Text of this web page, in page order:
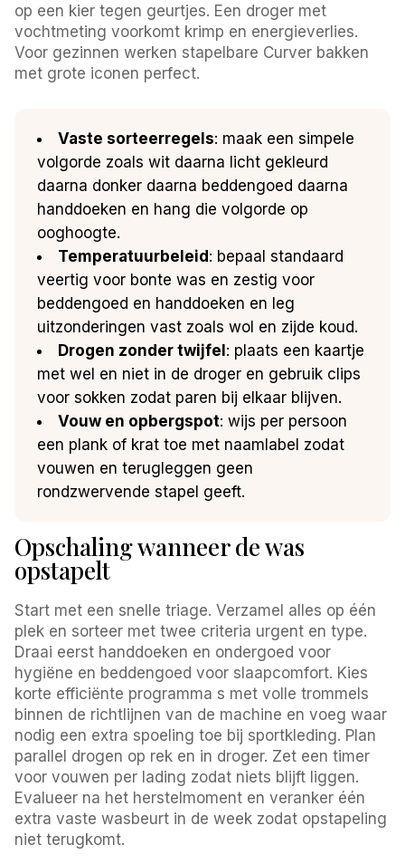
op een kier tegen geurtjes. Een droger met
vochtmeting voorkomt krimp en energieverlies.
Voor gezinnen werken stapelbare Curver bakken
met grote iconen perfect.
Vaste sorteerregels: maak een simpele
volgorde zoals wit daarna licht gekleurd
daarna donker daarna beddengoed daarna
handdoeken en hang die volgorde op
ooghoogte.
Temperatuurbeleid: bepaal standaard
veertig voor bonte was en zestig voor
beddengoed en handdoeken en leg
uitzonderingen vast zoals wol en zijde koud.
Drogen zonder twijfel: plaats een kaartje
met wel en niet in de droger en gebruik clips
voor sokken zodat paren bij elkaar blijven.
Vouw en opbergspot: wijs per persoon
een plank of krat toe met naamlabel zodat
vouwen en terugleggen geen
rondzwervende stapel geeft.
Opschaling wanneer de was
opstapelt
Start met een snelle triage. Verzamel alles op één
plek en sorteer met twee criteria urgent en type.
Draai eerst handdoeken en ondergoed voor
hygiëne en beddengoed voor slaapcomfort. Kies
korte efficiënte programma s met volle trommels
binnen de richtlijnen van de machine en voeg waar
nodig een extra spoeling toe bij sportkleding. Plan
parallel drogen op rek en in droger. Zet een timer
voor vouwen per lading zodat niets blijft liggen.
Evalueer na het herstelmoment en veranker één
extra vaste wasbeurt in de week zodat opstapeling
niet terugkomt.